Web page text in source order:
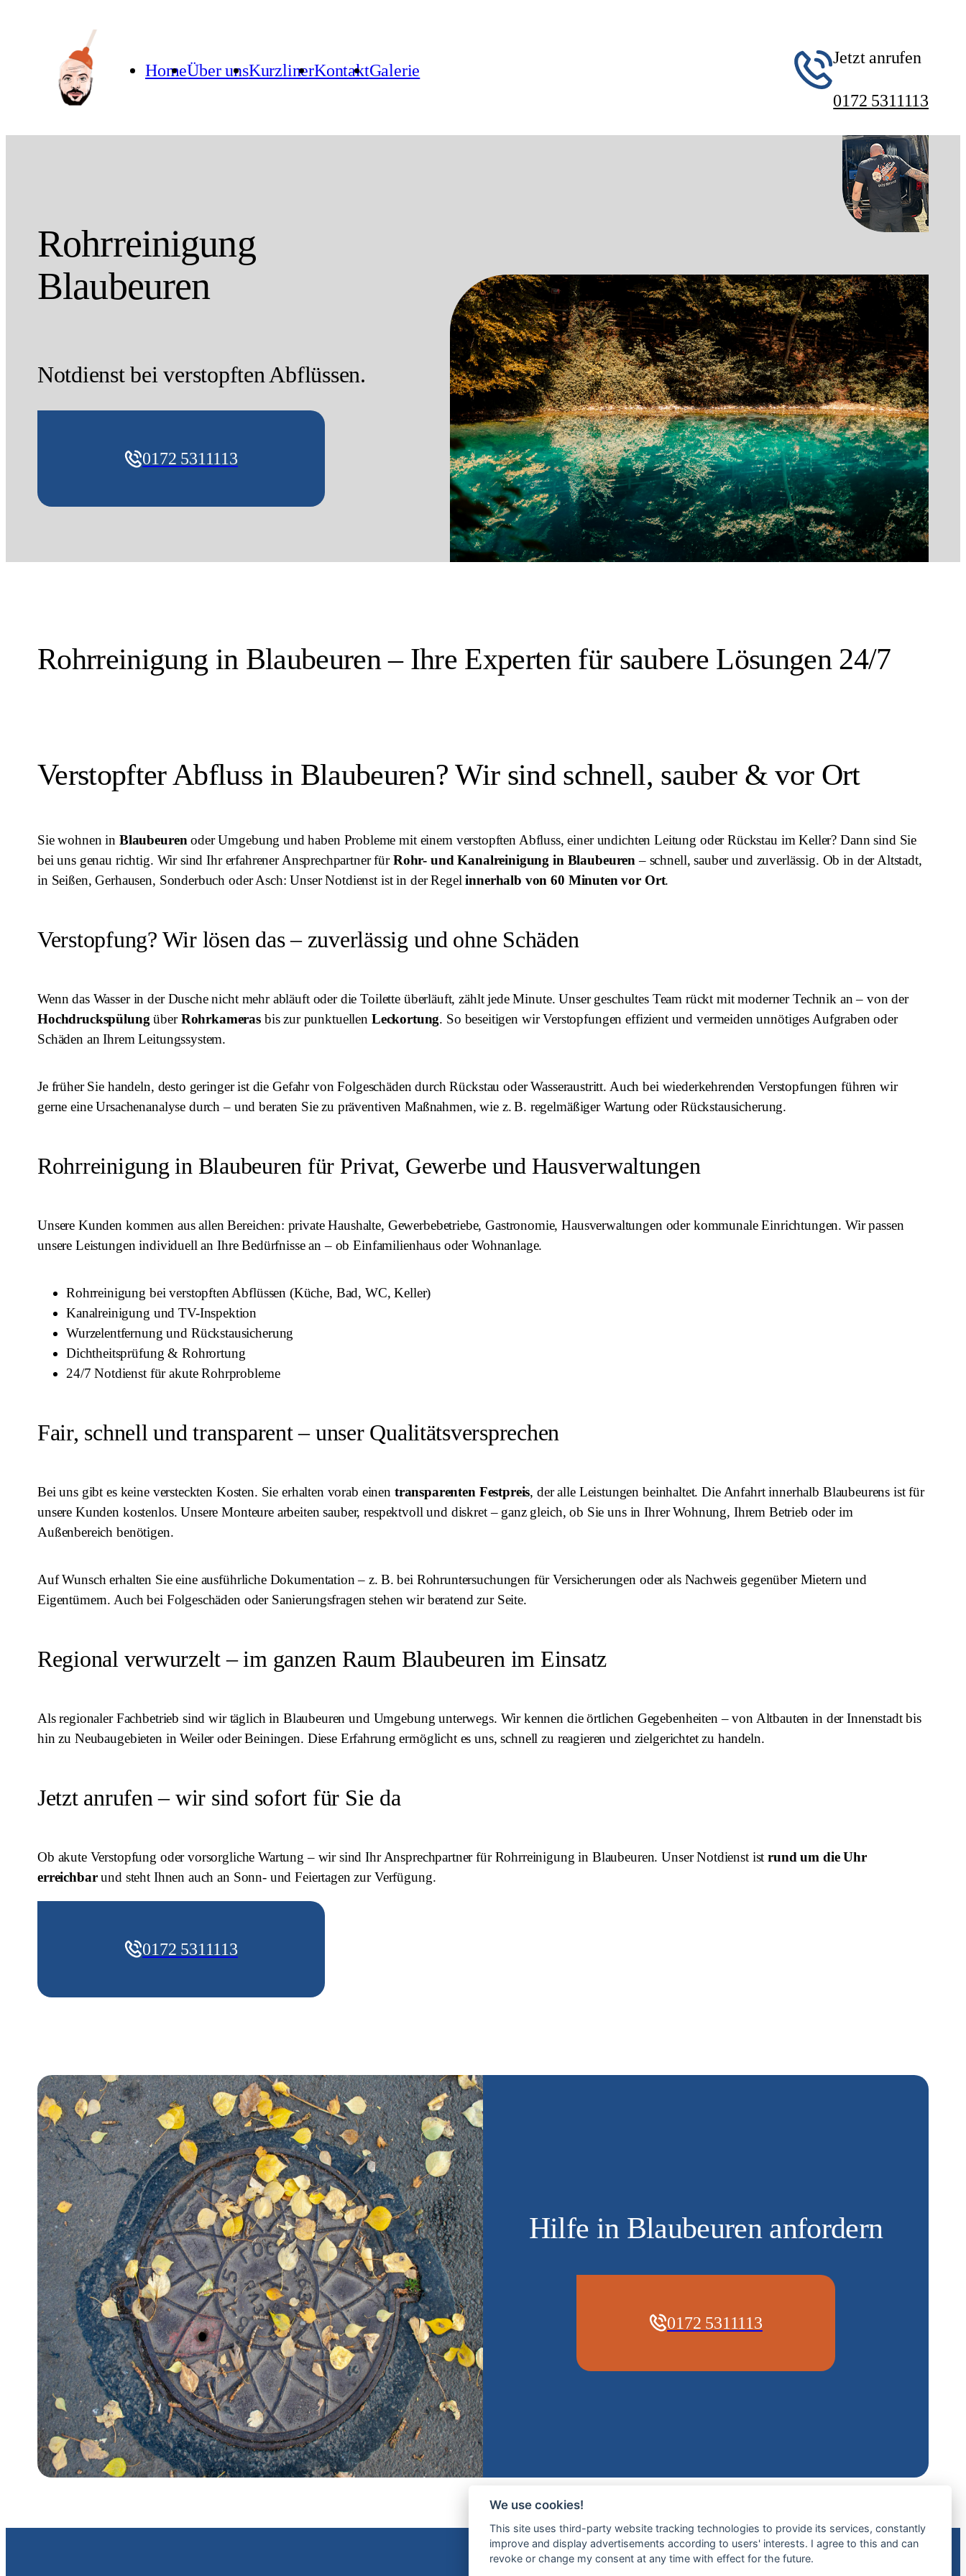
HomeÜber unsKurzlinerKontaktGalerie
Jetzt anrufen
0172 5311113
Rohrreinigung
Blaubeuren
Notdienst bei verstopften Abflüssen.
0172 5311113
Rohrreinigung in Blaubeuren – Ihre Experten für saubere Lösungen 24/7
Verstopfter Abfluss in Blaubeuren? Wir sind schnell, sauber & vor Ort
Sie wohnen in Blaubeuren oder Umgebung und haben Probleme mit einem verstopften Abfluss, einer undichten Leitung oder Rückstau im Keller? Dann sind Sie
bei uns genau richtig. Wir sind Ihr erfahrener Ansprechpartner fürRohr- und Kanalreinigung in Blaubeuren – schnell, sauber und zuverlässig. Ob in der Altstadt,
in Seißen, Gerhausen, Sonderbuch oder Asch: Unser Notdienst ist in der Regelinnerhalb von 60 Minuten vor Ort.
Verstopfung? Wir lösen das – zuverlässig und ohne Schäden
Wenn das Wasser in der Dusche nicht mehr abläuft oder die Toilette überläuft, zählt jede Minute. Unser geschultes Team rückt mit moderner Technik an – von der
Hochdruckspülung überRohrkameras bis zur punktuellen Leckortung. So beseitigen wir Verstopfungen effizient und vermeiden unnötiges Aufgraben oder
Schäden an Ihrem Leitungssystem.
Je früher Sie handeln, desto geringer ist die Gefahr von Folgeschäden durch Rückstau oder Wasseraustritt. Auch bei wiederkehrenden Verstopfungen führen wir
gerne eine Ursachenanalyse durch – und beraten Sie zu präventiven Maßnahmen, wie z. B. regelmäßiger Wartung oder Rückstausicherung.
Rohrreinigung in Blaubeuren für Privat, Gewerbe und Hausverwaltungen
Unsere Kunden kommen aus allen Bereichen: private Haushalte, Gewerbebetriebe, Gastronomie, Hausverwaltungen oder kommunale Einrichtungen. Wir passen
unsere Leistungen individuell an Ihre Bedürfnisse an – ob Einfamilienhaus oder Wohnanlage.
Rohrreinigung bei verstopften Abflüssen (Küche, Bad, WC, Keller)
Kanalreinigung und TV-Inspektion
Wurzelentfernung und Rückstausicherung
Dichtheitsprüfung & Rohrortung
24/7 Notdienst für akute Rohrprobleme
Fair, schnell und transparent – unser Qualitätsversprechen
Bei uns gibt es keine versteckten Kosten. Sie erhalten vorab einen transparenten Festpreis, der alle Leistungen beinhaltet. Die Anfahrt innerhalb Blaubeurens ist für
unsere Kunden kostenlos. Unsere Monteure arbeiten sauber, respektvoll und diskret – ganz gleich, ob Sie uns in Ihrer Wohnung, Ihrem Betrieb oder im
Außenbereich benötigen.
Auf Wunsch erhalten Sie eine ausführliche Dokumentation – z. B. bei Rohruntersuchungen für Versicherungen oder als Nachweis gegenüber Mietern und
Eigentümern. Auch bei Folgeschäden oder Sanierungsfragen stehen wir beratend zur Seite.
Regional verwurzelt – im ganzen Raum Blaubeuren im Einsatz
Als regionaler Fachbetrieb sind wir täglich in Blaubeuren und Umgebung unterwegs. Wir kennen die örtlichen Gegebenheiten – von Altbauten in der Innenstadt bis
hin zu Neubaugebieten in Weiler oder Beiningen. Diese Erfahrung ermöglicht es uns, schnell zu reagieren und zielgerichtet zu handeln.
Jetzt anrufen – wir sind sofort für Sie da
Ob akute Verstopfung oder vorsorgliche Wartung – wir sind Ihr Ansprechpartner für Rohrreinigung in Blaubeuren. Unser Notdienst istrund um die Uhr
erreichbarund steht Ihnen auch an Sonn- und Feiertagen zur Verfügung.
0172 5311113
Hilfe in Blaubeuren anfordern
0172 5311113
We use cookies!
This site uses third-party website tracking technologies to provide its services, constantly
improve and display advertisements according to users' interests. I agree to this and can
revoke or change my consent at any time with effect for the future.